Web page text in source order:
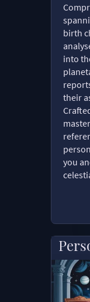
birth
into
their
you